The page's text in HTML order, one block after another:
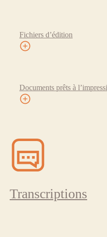
Fichiers d’édition
Documents prêts à
Transcriptions